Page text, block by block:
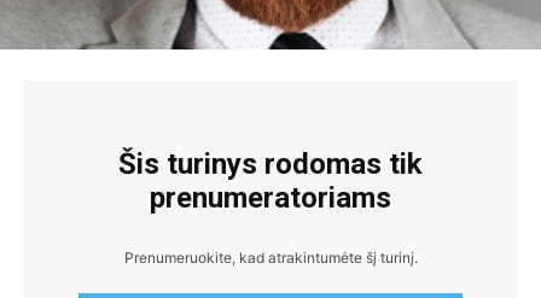
Šis turinys rodomas tik
prenumeratoriams
Prenumeruokite, kad atrakintumėte šį turinį.